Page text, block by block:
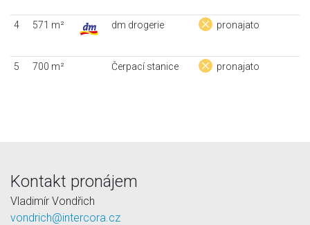
4 571 m² dm drogerie pronajato
5 700 m² Čerpací stanice pronajato
Kontakt pronájem
Vladimír Vondřich
vondrich@intercora.cz